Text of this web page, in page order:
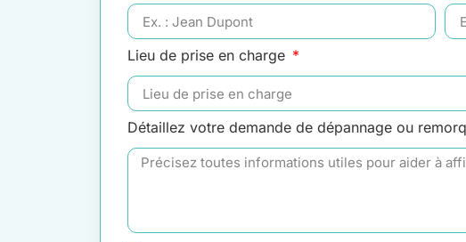
Lieu de prise en charge
Détaillez votre demande de dépannage ou